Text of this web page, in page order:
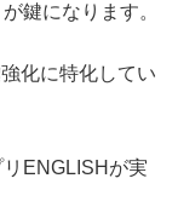
鍵になります。
化に特化してい
ENGLISHが実